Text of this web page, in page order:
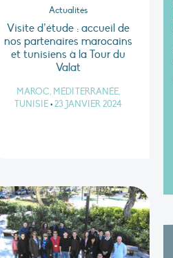
Actualités
Visite d’étude : accueil de
nos partenaires marocains
et tunisiens à la Tour du
Valat
MAROC, MÉDITERRANÉE,
TUNISIE • 23 JANVIER 2024